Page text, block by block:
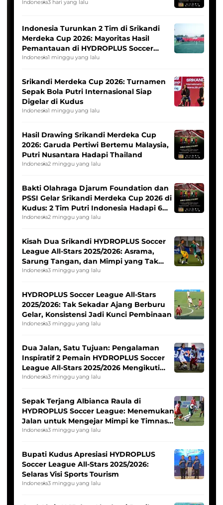
Indonesia3 hari yang lalu
Indonesia Turunkan 2 Tim di Srikandi
Merdeka Cup 2026: Mayoritas Hasil
Pemantauan di HYDROPLUS Soccer
League
Indonesia1 minggu yang lalu
Srikandi Merdeka Cup 2026: Turnamen
Sepak Bola Putri Internasional Siap
Digelar di Kudus
Indonesia1 minggu yang lalu
Hasil Drawing Srikandi Merdeka Cup
2026: Garuda Pertiwi Bertemu Malaysia,
Putri Nusantara Hadapi Thailand
Indonesia2 minggu yang lalu
Bakti Olahraga Djarum Foundation dan
PSSI Gelar Srikandi Merdeka Cup 2026 di
Kudus: 2 Tim Putri Indonesia Hadapi 6
Tim Asia
Indonesia2 minggu yang lalu
Kisah Dua Srikandi HYDROPLUS Soccer
League All-Stars 2025/2026: Asrama,
Sarung Tangan, dan Mimpi yang Tak
Pernah Padam
Indonesia3 minggu yang lalu
HYDROPLUS Soccer League All-Stars
2025/2026: Tak Sekadar Ajang Berburu
Gelar, Konsistensi Jadi Kunci Pembinaan
Indonesia3 minggu yang lalu
Dua Jalan, Satu Tujuan: Pengalaman
Inspiratif 2 Pemain HYDROPLUS Soccer
League All-Stars 2025/2026 Mengikuti
Seleksi Timnas Indonesia Putri
Indonesia3 minggu yang lalu
Sepak Terjang Albianca Raula di
HYDROPLUS Soccer League: Menemukan
Jalan untuk Mengejar Mimpi ke Timnas
Indonesia Putri
Indonesia3 minggu yang lalu
Bupati Kudus Apresiasi HYDROPLUS
Soccer League All-Stars 2025/2026:
Selaras Visi Sports Tourism
Indonesia3 minggu yang lalu